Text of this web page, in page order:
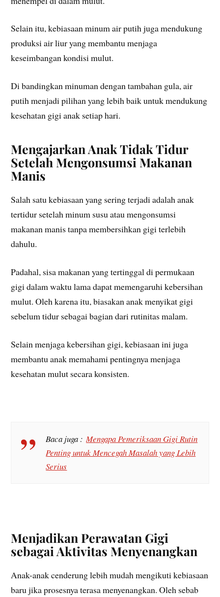
Selain itu, kebiasaan minum air putih juga mendukung
produksi air liur yang membantu menjaga
keseimbangan kondisi mulut.
Di bandingkan minuman dengan tambahan gula, air
putih menjadi pilihan yang lebih baik untuk mendukung
kesehatan gigi anak setiap hari.
Mengajarkan Anak Tidak Tidur
Setelah Mengonsumsi Makanan
Manis
Salah satu kebiasaan yang sering terjadi adalah anak
tertidur setelah minum susu atau mengonsumsi
makanan manis tanpa membersihkan gigi terlebih
dahulu.
Padahal, sisa makanan yang tertinggal di permukaan
gigi dalam waktu lama dapat memengaruhi kebersihan
mulut. Oleh karena itu, biasakan anak menyikat gigi
sebelum tidur sebagai bagian dari rutinitas malam.
Selain menjaga kebersihan gigi, kebiasaan ini juga
membantu anak memahami pentingnya menjaga
kesehatan mulut secara konsisten.
Baca juga :Mengapa Pemeriksaan Gigi Rutin
Penting untuk Mencegah Masalah yang Lebih
Serius
Menjadikan Perawatan Gigi
sebagai Aktivitas Menyenangkan
Anak-anak cenderung lebih mudah mengikuti kebiasaan
baru jika prosesnya terasa menyenangkan. Oleh sebab